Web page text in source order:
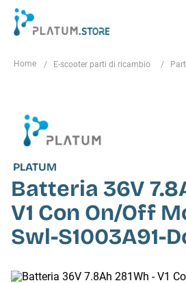
E-scooter parti di ricambio
PLATUM
Batteria 36V
V1 Con On/Off
Swl-S1003A91-